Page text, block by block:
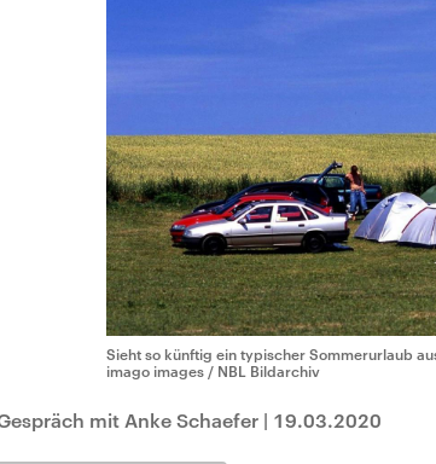
Sieht so künftig ein typischer Sommerurlaub
imago images / NBL Bildarchiv
mit Anke Schaefer | 19.03.2020